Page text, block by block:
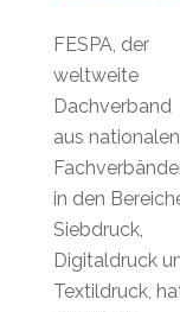
FESPA, der
weltweite
Dachverband
aus nationalen
in den
Siebdruck,
Digitaldruck
Textildruck,